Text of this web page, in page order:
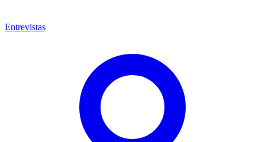
Entrevistas